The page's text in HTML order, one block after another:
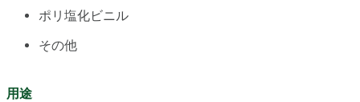
ポリ塩化ビニル
その他
用途